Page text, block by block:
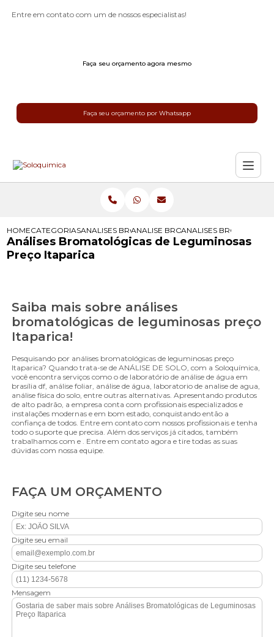
Entre em contato com um de nossos especialistas!
Faça seu orçamento agora mesmo
Faça seu orçamento por Whatsapp
HOMECATEGORIASANALISES BROMATOLOGICAS
ANALISE BROMATOLOGICA
ANALISES
Análises Bromatológicas de Leguminosas
Preço Itaparica
Saiba mais sobre análises
bromatológicas de leguminosas preço
Itaparica!
Pesquisando por análises bromatológicas de leguminosas preço
Itaparica? Quando trata-se de ANÁLISE DE SOLO, com a Soloquímica,
você encontra serviços como o de laboratório de análise de água em
brasília df, análise foliar, análise de água, laboratorio de analise de agua,
análise física do solo, entre outras alternativas. Apresentando produtos
de alto padrão, a empresa conta com profissionais especializados e
instalações modernas e em bom estado, conquistando então a
confiança de todos. Entre em contato com nossos profissionais e tenha
todo o suporte que precisa. Além dos serviços já citados, também
trabalhamos com e . Entre em contato agora e tire todas as suas
dúvidas com nossa equipe.
FAÇA UM ORÇAMENTO
Digite seu nome
Digite seu email
Digite seu telefone
Mensagem